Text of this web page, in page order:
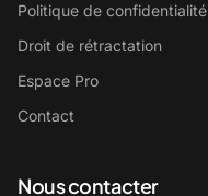
Politique de confidentialité
Droit de rétractation
Espace Pro
Contact
Nous contacter